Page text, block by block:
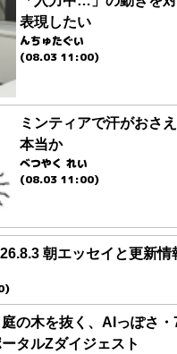
表現したい
んちゅたぐい
(08.03 11:00)
ミンティアで汗がおさ
本当か
べつやく れい
(08.03 11:00)
朝エッセイと更新情
の木を抜く、AIっぽさ
タルZダイジェスト